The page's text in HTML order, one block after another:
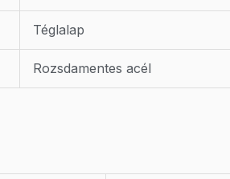
Téglalap
Rozsdamentes acél